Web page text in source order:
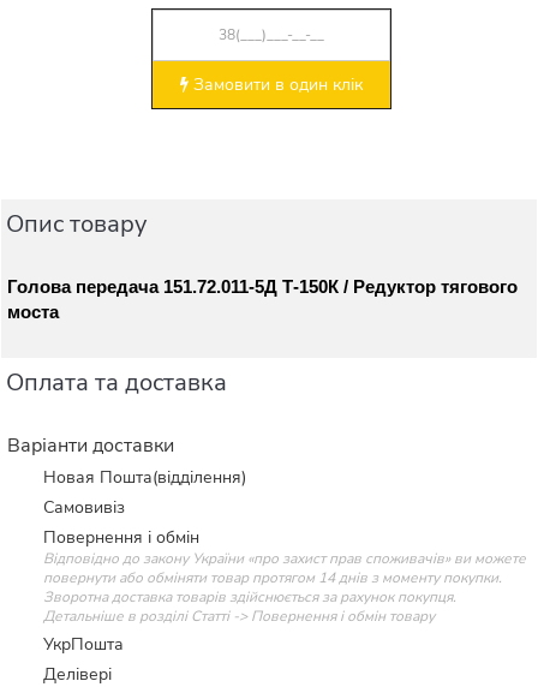
Замовити в один клік
Опис товару
Голова передача 151.72.011-5Д Т-150К / Редуктор тягового
моста
Оплата та доставка
Варіанти доставки
Новая Пошта(відділення)
Самовивіз
Повернення і обмін
Відповідно до закону України «про захист прав споживачів» ви можете
повернути або обміняти товар протягом 14 днів з моменту покупки.
Зворотна доставка товарів здійснюється за рахунок покупця.
Детальніше в розділі Статті -> Повернення і обмін товару
УкрПошта
Делівері